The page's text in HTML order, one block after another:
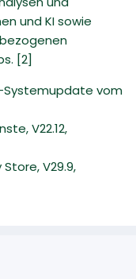
und KI sowie
[2]
Systemupdate vom
V22.12,
V29.9,